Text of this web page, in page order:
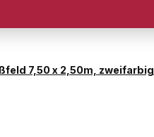
7,50 x 2,50m, zweifarbig